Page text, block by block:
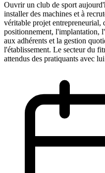
Ouvrir un club de sport
installer des machines et à
véritable projet entrepreneurial,
positionnement, l'implantation,
aux adhérents et la gestion
l'établissement. Le secteur du
attendus des pratiquants avec